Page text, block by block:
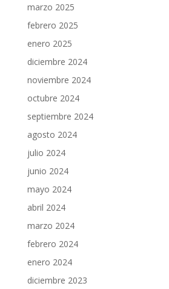
marzo 2025
febrero 2025
enero 2025
diciembre 2024
noviembre 2024
octubre 2024
septiembre 2024
agosto 2024
julio 2024
junio 2024
mayo 2024
abril 2024
marzo 2024
febrero 2024
enero 2024
diciembre 2023